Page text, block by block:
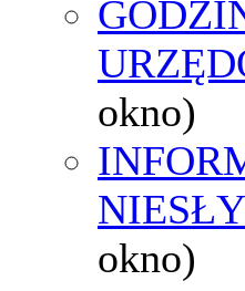
okno)
okno)